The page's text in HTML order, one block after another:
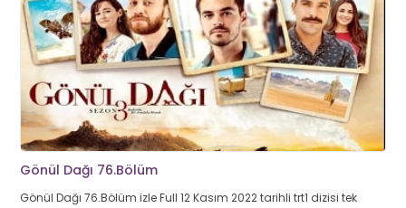
Gönül Dağı 76.Bölüm
Gönül Dağı 76.Bölüm izle Full 12 Kasım 2022 tarihli trt1 dizisi tek